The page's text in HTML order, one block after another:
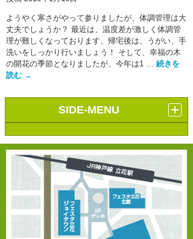
ようやく寒さがやって参りましたが、体調管理は大
丈夫でしょうか？ 最近は、温度差が激しく体調管
理が難しくなっております、帰宅後は、うがい、手
洗いをしっかり行いましょう！ そして、幸福の木
の開花の季節となりましたが、今年は1 … 続きを
読む →
SIDE-MENU
サイト内ワード検索
検索: